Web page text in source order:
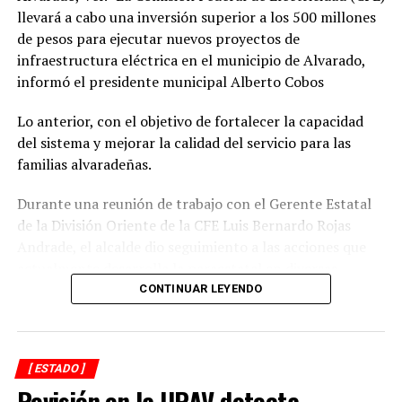
Un riesgo Padrón de Telefonía Móvil
llevará a cabo una inversión superior a los 500 millones
de pesos para ejecutar nuevos proyectos de
infraestructura eléctrica en el municipio de Alvarado,
informó el presidente municipal Alberto Cobos
Lo anterior, con el objetivo de fortalecer la capacidad
del sistema y mejorar la calidad del servicio para las
familias alvaradeñas.
Durante una reunión de trabajo con el Gerente Estatal
de la División Oriente de la CFE Luis Bernardo Rojas
comunidades, colonias y la zona centro de la
mantenimiento, modernización y fortalecimiento de la
red eléctrica.
En ese sentido, el representante de CFE informó que las
CONTINUAR LEYENDO
[ ESTADO ]